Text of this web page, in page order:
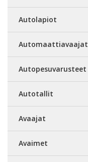
Autolapiot
Automaattiavaajat
Autopesuvarusteet
Autotallit
Avaajat
Avaimet